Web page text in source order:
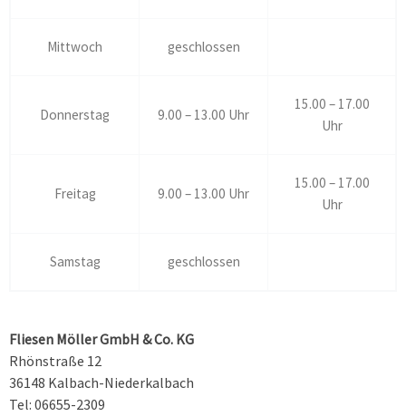
Mittwoch geschlossen
Donnerstag 9.00 – 13.00 Uhr
15.00 – 17.00
Uhr
Freitag 9.00 – 13.00 Uhr
15.00 – 17.00
Uhr
Samstag geschlossen
Fliesen Möller GmbH & Co. KG
Rhönstraße 12
36148 Kalbach-Niederkalbach
Tel: 06655-2309